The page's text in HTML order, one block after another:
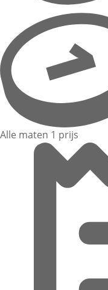
Alle maten 1 prijs